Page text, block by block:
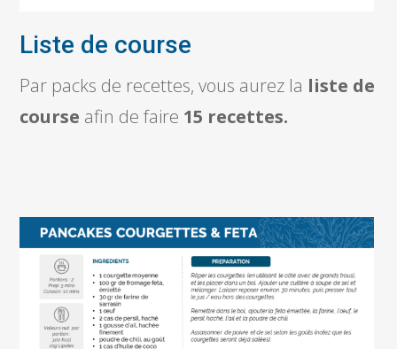
Liste de course
Par packs de recettes, vous aurez la liste de
course afin de faire 15 recettes.